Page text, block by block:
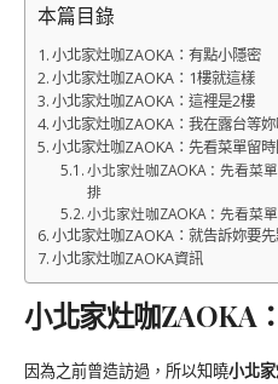
本篇目錄
小北家灶咖ZAOKA：有點小隱密
小北家灶咖ZAOKA：1樓就這樣
小北家灶咖ZAOKA：這裡是2樓
小北家灶咖ZAOKA：我在露台等
小北家灶咖ZAOKA：先看菜單留
小北家灶咖ZAOKA：先看菜
排
小北家灶咖ZAOKA：先看菜
小北家灶咖ZAOKA：就告訴妳要
小北家灶咖ZAOKA資訊
小北家灶咖ZAOKA
因為之前曾造訪過，所以知曉小北